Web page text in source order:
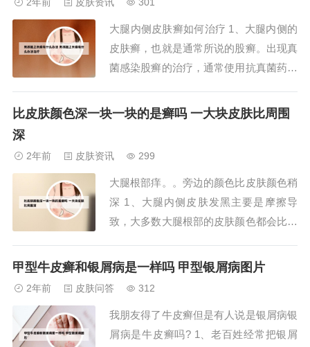
物质，但口感是辛辣、微麻的，用来驱寒
是较好的食材...
大腿内侧皮肤癣如何治疗 1、大腿内侧的
皮肤癣，也就是通常所说的股癣。出现真
菌感染股癣的治疗，通常使用抗真菌药物
严重的情况下，一般外用兰美抒、派瑞松
进行治疗，通常口服的药物是伊曲康唑。
2、本病治...
比皮肤颜色深一块一块的是癣吗 一大块皮肤比周围
深
2年前 皮肤资讯 299
大腿根部痒。。旁边的颜色比皮肤颜色稍
深 1、大腿内侧皮肤发黑主要是摩擦导
致，大多数大腿根部的皮肤颜色都会比其
摩擦，长期走路摩擦、衣物摩擦引起的色
更明显，临床上考虑摩擦黑变病。2、股
癣，股癣是发...
甲型牛皮癣和银屑病是一样吗 甲型银屑病图片
2年前 皮肤问答 312
我朋友得了牛皮癣但是有人说是银屑病银
屑病是牛皮癣吗? 1、老百姓经常把银屑